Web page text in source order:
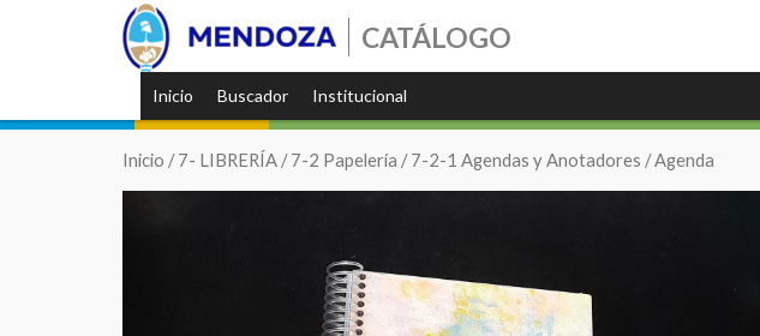
CATÁLOGO
Inicio Buscador Institucional
Inicio /7- LIBRERÍA /7-2 Papelería /7-2-1 Agendas y Anotadores / Agenda